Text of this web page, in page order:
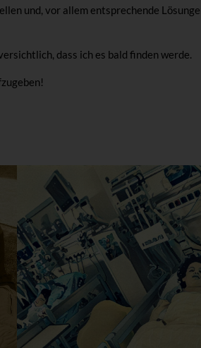
und, vor allem entsprechende
dass ich es bald finden werde.